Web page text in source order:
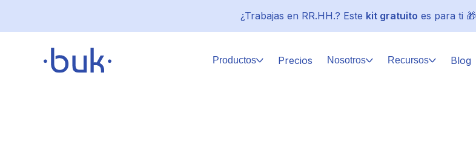
¿Trabajas en RR.HH.? Este kit gratuito es para ti 🎁
Productos Precios Nosotros Recursos Blog